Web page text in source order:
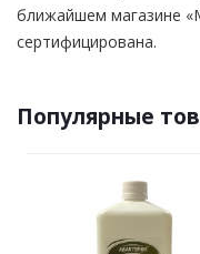
ближайшем магазине
сертифицирована.
Популярные